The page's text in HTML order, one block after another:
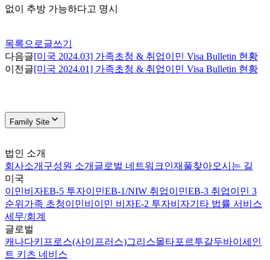
없이 추방 가능하다고 명시
목록으로글쓰기
다음글[미국 2024.03] 가족초청 & 취업이민 Visa Bulletin 현황
이전글[미국 2024.01] 가족초청 & 취업이민 Visa Bulletin 현황
Family Site
법인 소개
회사소개 구성원 소개 글로벌 네트워크인재풀찾아오시는 길
미국
이민비자EB-5 투자이민EB-1/NIW 취업이민EB-3 취업이민 3
순위 가족 초청이민비이민 비자E-2 투자비자기타 법률 서비스
세무/회계
글로벌
캐나다키프로스(사이프러스)그리스몰타포르투갈두바이 세인
트 키츠 네비스